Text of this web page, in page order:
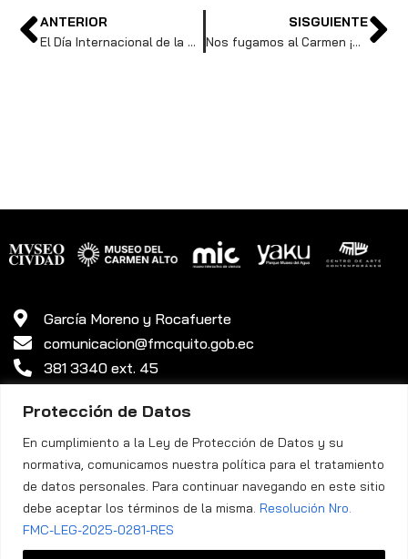
Protección de Datos
En cumplimiento a la Ley de Protección de Datos y su
normativa, comunicamos nuestra política para el tratamiento
de datos personales. Para continuar navegando en este sitio
debe aceptar los términos de la misma. Resolución Nro.
FMC-LEG-2025-0281-RES
ANTERIOR
El Día Internacional de la Diversidad Biológica se conmemora con encuentros en cafés científicos
SISGUIENTE
Nos fugamos al Carmen ¡Hora de conservar el patrimonio!
García Moreno y Rocafuerte
comunicacion@fmcquito.gob.ec
381 3340 ext. 45
Política de Privacidad
Fundación Museos de la Ciudad Quito ©. Todos los Derechos